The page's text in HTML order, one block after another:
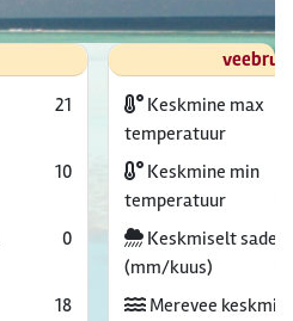
21
10
0
18
Keskmine max
temperatuur
Keskmine min
temperatuur
Keskmiselt
(mm/kuus)
Merevee